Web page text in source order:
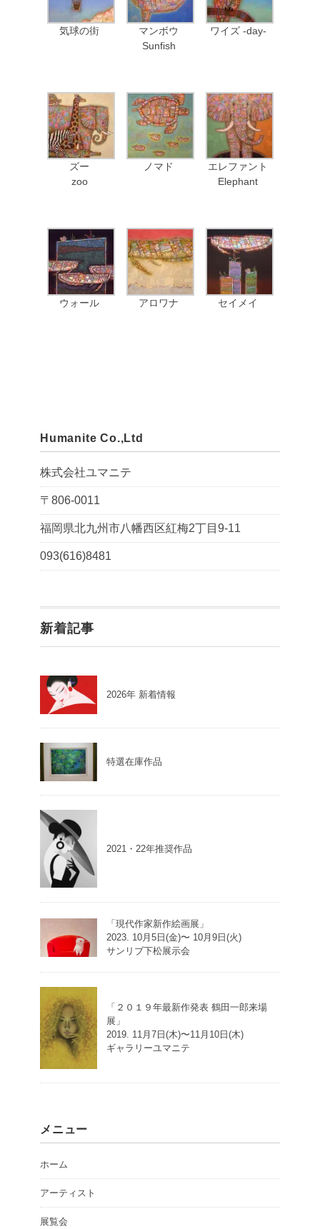
気球の街
マンボウ
Sunfish
ワイズ -day-
ズー
zoo
ノマド
エレファント
Elephant
ウォール アロワナ セイメイ
Humanite Co.,Ltd
株式会社ユマニテ
〒806-0011
福岡県北九州市八幡西区紅梅2丁目9-11
093(616)8481
新着記事
2026年 新着情報
特選在庫作品
2021・22年推奨作品
「現代作家新作絵画展」
2023. 10月5日(金)〜 10月9日(火)
サンリブ下松展示会
「２０１９年最新作発表 鶴田一郎来場
展」
2019. 11月7日(木)〜11月10日(木)
ギャラリーユマニテ
メニュー
ホーム
アーティスト
展覧会